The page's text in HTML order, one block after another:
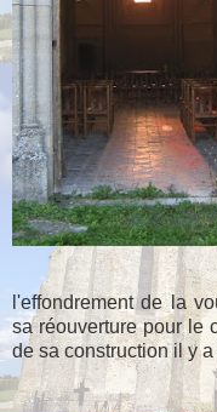
l'effondrement de la
sa réouverture pour le
de sa construction il y